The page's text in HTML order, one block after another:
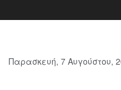
Παρασκευή, 7 Αυγούστου,